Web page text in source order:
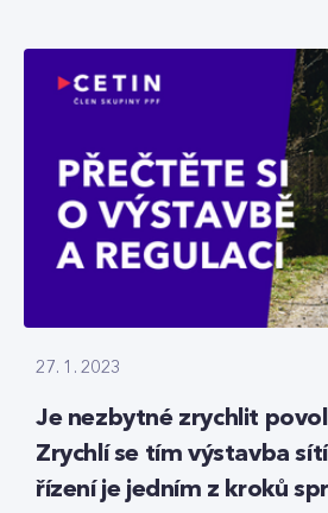
27. 1. 2023
Je nezbytné zrychlit
Zrychlí se tím výstavba
řízení je jedním z kroků